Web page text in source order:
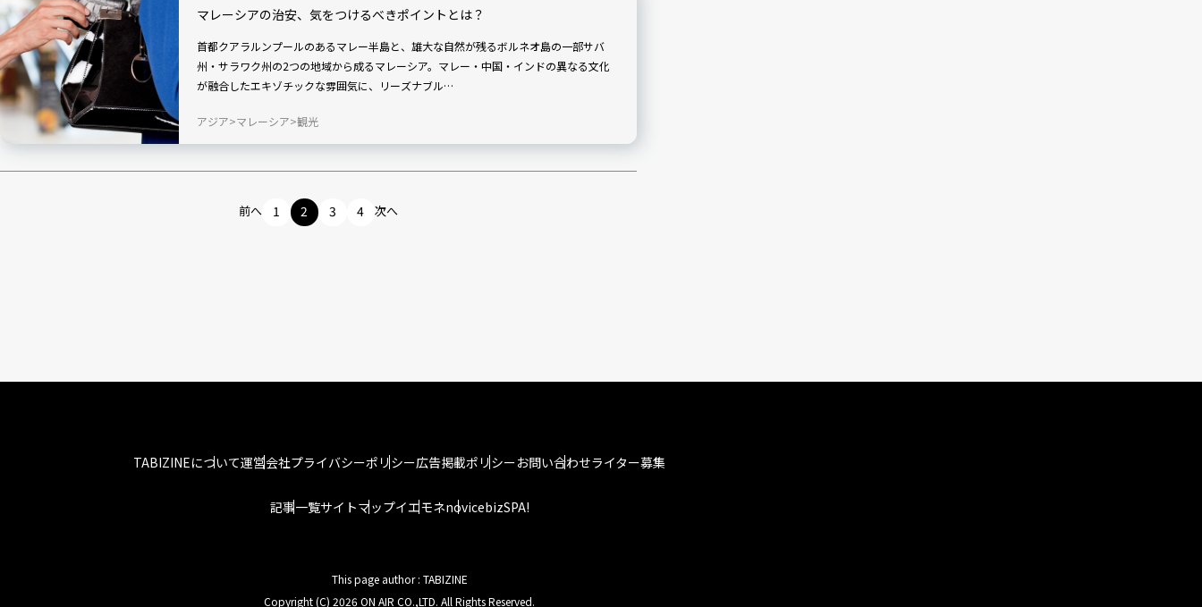
マレーシアの治安、気をつけるべきポイントとは？
首都クアラルンプールのあるマレー半島と、雄大な自然が残るボルネオ島の一部サバ
州・サラワク州の2つの地域から成るマレーシア。マレー・中国・インドの異なる文化
が融合したエキゾチックな雰囲気に、リーズナブル…
アジア マレーシア 観光
前へ 1 2 3 4 次へ
TABIZINEについて運営会社プライバシーポリシー広告掲載ポリシーお問い合わせライター募集
記事一覧サイトマップイエモネnovicebizSPA!
This page author : TABIZINE
Copyright (C) 2026 ON AIR CO.,LTD. All Rights Reserved.